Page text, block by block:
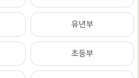
유년부
초등부